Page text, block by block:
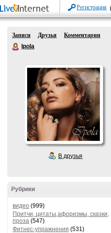
Регистрация
Записи Друзья
Комментарии
Ipola
В друзья
Рубрики
видео (999)
Притчи, цитаты,афоризмы, сказки,
проза (547)
Фитнес-упражнения (531)